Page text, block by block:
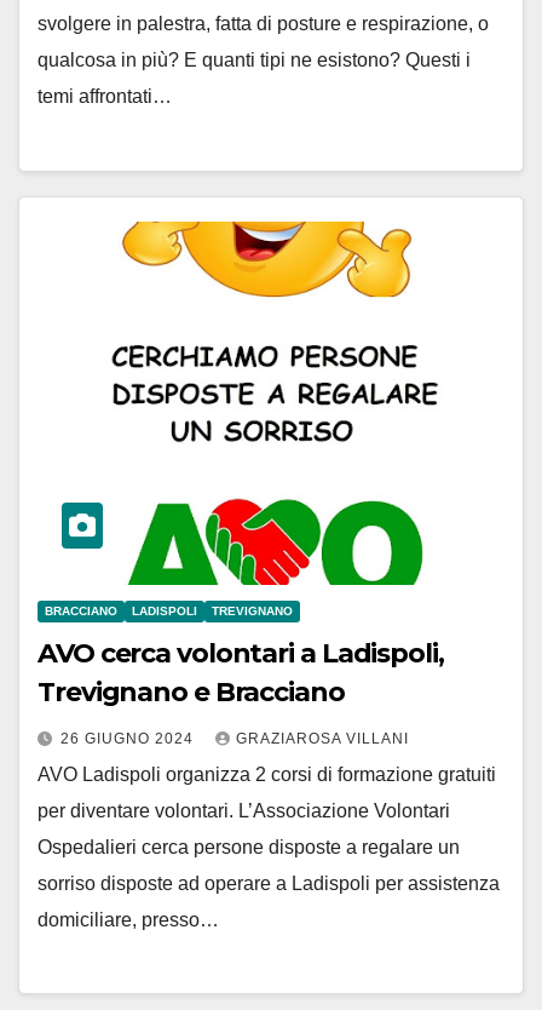
svolgere in palestra, fatta di posture e respirazione, o
qualcosa in più? E quanti tipi ne esistono? Questi i
temi affrontati…
BRACCIANO LADISPOLI TREVIGNANO
AVO cerca volontari a Ladispoli,
Trevignano e Bracciano
26 GIUGNO 2024 GRAZIAROSA VILLANI
AVO Ladispoli organizza 2 corsi di formazione gratuiti
per diventare volontari. L’Associazione Volontari
Ospedalieri cerca persone disposte a regalare un
sorriso disposte ad operare a Ladispoli per assistenza
domiciliare, presso…